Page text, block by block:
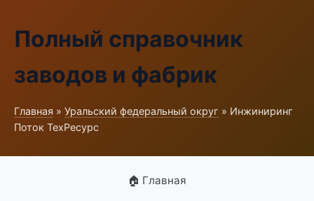
Полный справочник
заводов и фабрик
Главная » Уральский федеральный округ » Инжиниринг
Поток ТехРесурс
🏠 Главная